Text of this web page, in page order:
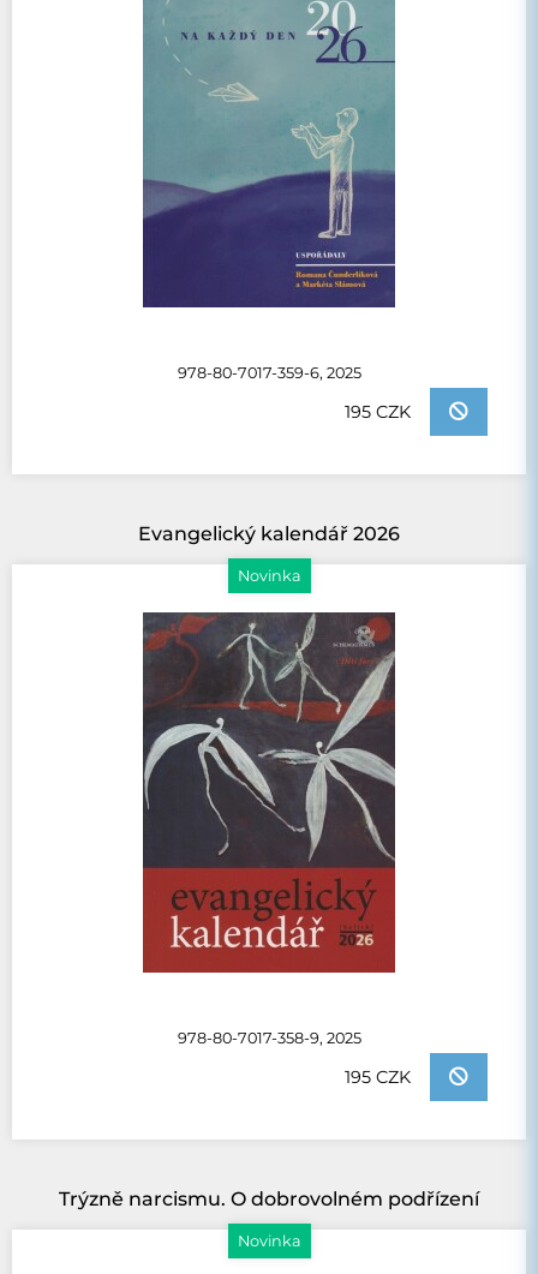
978-80-7017-359-6, 2025
195 CZK
Novinka
Evangelický kalendář 2026
978-80-7017-358-9, 2025
195 CZK
Novinka
Trýzně narcismu. O dobrovolném podřízení